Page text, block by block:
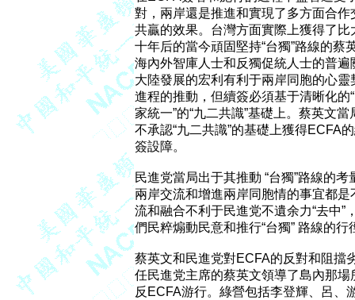
對，兩岸還是推進和實現了多方面合
共贏的效果。台灣方面實際上獲得了
十年后的當今頑固堅持“台獨”路線的
海內外智庫人士和反獨促統人士的普
大陸發展的宏利有利于兩岸同胞的心
進程的推動，但續簽必須基于清晰化的
家統一”的“九二共識”基礎上。蔡英文
不承認“九二共識”的基礎上獲得ECFA
簽設障。
民進党當局出于其推動 “台獨”路線的
兩岸交流和增進兩岸同胞情的事宜都
流和融合不利于民進党不遺余力“去中”
們民粹煽動民意和推行“台獨” 路線的行
蔡英文和民進党對ECFA的反對和阻擋
任民進党主席的蔡英文領導了島內那場
反ECFA游行。綠營包括李登輝、呂、